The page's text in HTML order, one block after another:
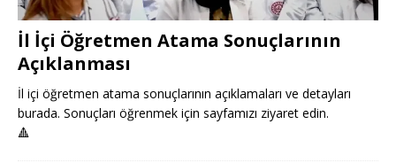
İl İçi Öğretmen Atama Sonuçlarının
Açıklanması
İl içi öğretmen atama sonuçlarının açıklamaları ve detayları
burada. Sonuçları öğrenmek için sayfamızı ziyaret edin.
🔺